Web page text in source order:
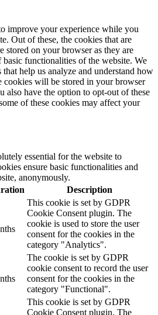
improve your experience while you
Out of these, the cookies that are
stored on your browser as they are
functionalities of the website. We
help us analyze and understand how
cookies will be stored in your browser
also have the option to opt-out of these
of these cookies may affect your
essential for the website to
ensure basic functionalities and
anonymously.
Description
This cookie is set by GDPR
Cookie Consent plugin. The
cookie is used to store the user
consent for the cookies in the
category "Analytics".
The cookie is set by GDPR
cookie consent to record the user
consent for the cookies in the
category "Functional".
This cookie is set by GDPR
Cookie Consent plugin. The